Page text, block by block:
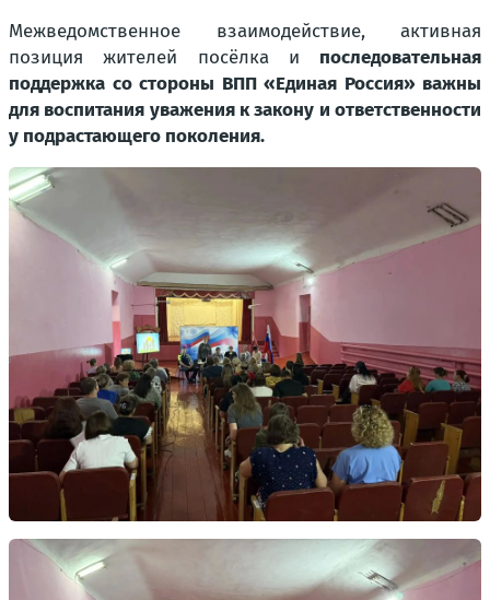
Межведомственное взаимодействие, активная
позиция жителей посёлка и последовательная
поддержка со стороны ВПП «Единая Россия» важны
для воспитания уважения к закону и ответственности
у подрастающего поколения.